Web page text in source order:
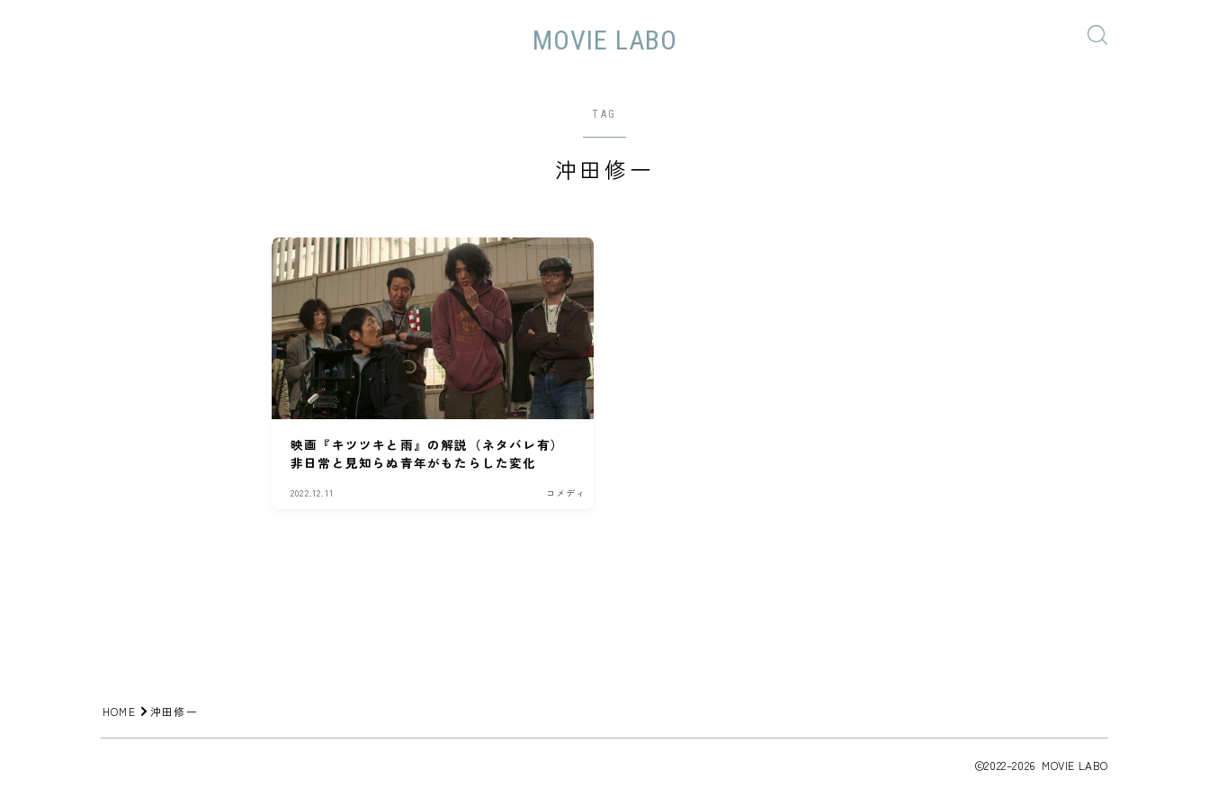
MOVIE LABO
TAG
沖田修一
映画『キツツキと雨』の解説（ネタバレ有）
非日常と見知らぬ青年がもたらした変化
2022.12.11 コメディ
HOME 沖田修一
2022–2026 MOVIE LABO